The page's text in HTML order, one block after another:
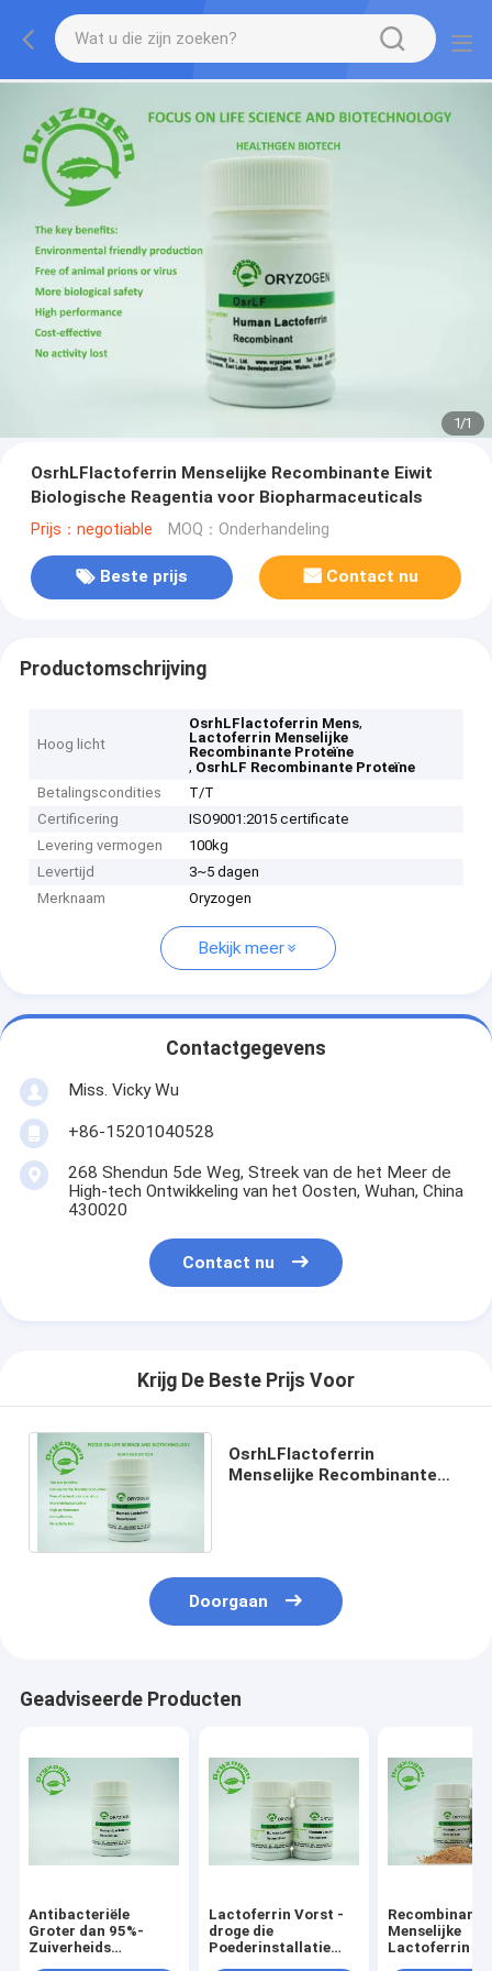
1/1
OsrhLFlactoferrin Menselijke Recombinante Eiwit
Biologische Reagentia voor Biopharmaceuticals
Prijs：negotiable MOQ：Onderhandeling
Beste prijs Contact nu
Productomschrijving
Hoog licht
OsrhLFlactoferrin Mens,
Lactoferrin Menselijke
Recombinante Proteïne
, OsrhLF Recombinante Proteïne
Betalingscondities
T/T
Certificering
ISO9001:2015 certificate
Levering vermogen
100kg
Levertijd
3~5 dagen
Merknaam
Oryzogen
Bekijk meer
Contactgegevens
Miss. Vicky Wu
+86-15201040528
268 Shendun 5de Weg, Streek van de het Meer de
High-tech Ontwikkeling van het Oosten, Wuhan, China
430020
Contact nu
Krijg De Beste Prijs Voor
OsrhLFlactoferrin
Menselijke Recombinante
Doorgaan
Geadviseerde Producten
Antibacteriële
Groter dan 95%-
Zuiverheids
Lactoferrin Vorst -
droge die
Poederinstallatie
Recombinante
Menselijke
Lactoferrin